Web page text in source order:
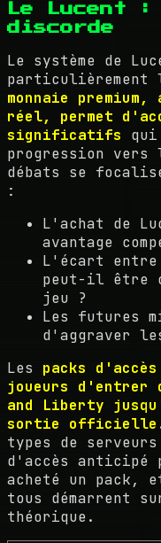
Le Lucent :
discorde
Le système de
particulièrement
monnaie
réel, permet
significatifs
progression
débats se
:
L'achat de
avantage
L'écart entre
peut-il être
jeu ?
Les futures
d'aggraver
Les packs
joueurs d'entrer
and Liberty
sortie officielle
types de
d'accès anticipé
acheté un pack,
tous démarrent
théorique.